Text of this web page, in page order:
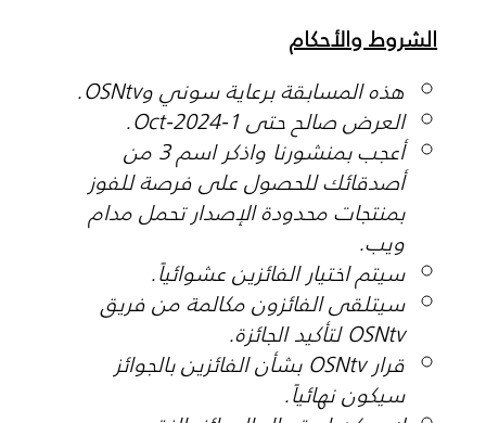
الشروط والأحكام
هذه المسابقة برعاية سوني وOSNtv.
العرض صالح حتى 1-Oct-2024.
أعجب بمنشورنا واذكر اسم 3 من
أصدقائك للحصول على فرصة للفوز
بمنتجات محدودة الإصدار تحمل مدام
ويب.
سيتم اختيار الفائزين عشوائياً.
سيتلقى الفائزون مكالمة من فريق
OSNtv لتأكيد الجائزة.
قرار OSNtv بشأن الفائزين بالجوائز
سيكون نهائياً.